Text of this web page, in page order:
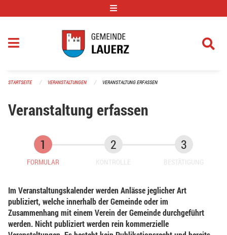
STARTSEITE VERANSTALTUNGEN VERANSTALTUNG ERFASSEN
Veranstaltung erfassen
FORMULAR KONTROLLE BESTÄTIGUNG
Im Veranstaltungskalender werden Anlässe jeglicher Art
publiziert, welche innerhalb der Gemeinde oder im
Zusammenhang mit einem Verein der Gemeinde durchgeführt
werden. Nicht publiziert werden rein kommerzielle